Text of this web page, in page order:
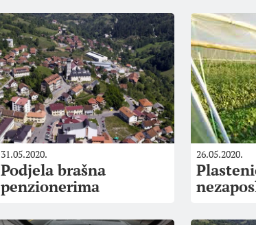
31.05.2020.
Podjela brašna
penzionerima
26.05.2020.